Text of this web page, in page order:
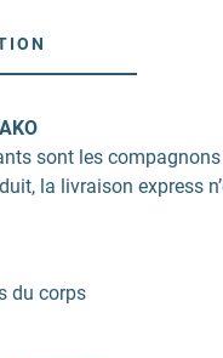
sont les
la livraison express
du corps